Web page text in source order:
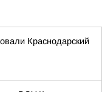
Краснодарский